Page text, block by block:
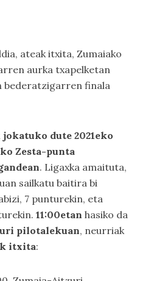
ateak itxita, Zumaiako
aurka txapelketan
bederatzigarren finala
dute 2021eko
Zesta-punta
. Ligaxka amaituta,
sailkatu baitira bi
7 punturekin, eta
11:00etan hasiko da
pilotalekuan, neurriak
itxita: